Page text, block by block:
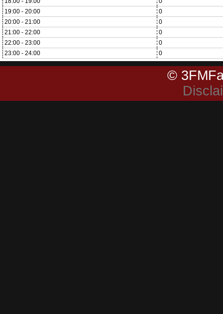
19:00 - 20:00
0
20:00 - 21:00
0
21:00 - 22:00
0
22:00 - 23:00
0
23:00 - 24:00
0
©